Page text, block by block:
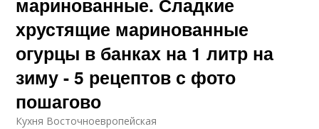
маринованные. Сладкие
хрустящие маринованные
огурцы в банках на 1 литр на
зиму - 5 рецептов с фото
пошагово
Кухня Восточноевропейская